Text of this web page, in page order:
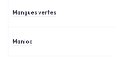
Mangues vertes
Manioc